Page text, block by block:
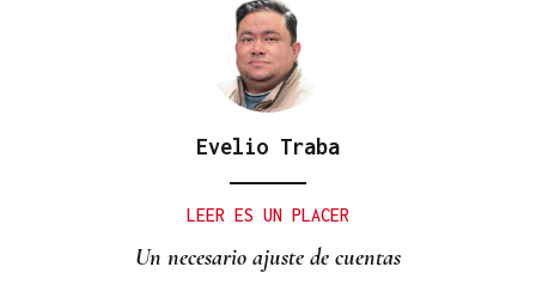
Evelio Traba
LEER ES UN PLACER
Un necesario ajuste de cuentas